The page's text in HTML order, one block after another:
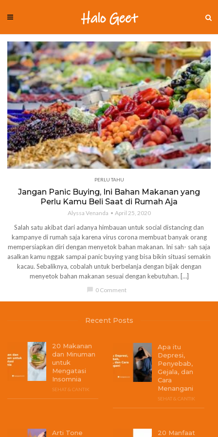
PERLU TAHU
Jangan Panic Buying, Ini Bahan Makanan yang
Perlu Kamu Beli Saat di Rumah Aja
Alyssa Venanda April 25, 2020
Salah satu akibat dari adanya himbauan untuk social distancing dan
kampanye di rumah saja karena virus corona membuat banyak orang
mempersiapkan diri dengan menyetok bahan makanan. Ini sah- sah saja
asalkan kamu nggak sampai panic buying yang bisa bikin situasi semakin
kacau. Sebaliknya, cobalah untuk berbelanja dengan bijak dengan
menyetok bahan makanan sesuai dengan kebutuhan. […]
chat_bubble 0 Comment
Recent Posts
20 Makanan
dan Minuman
untuk
Mengatasi
Insomnia
SEHAT & CANTIK
Apa itu
Depresi,
Penyebab,
Gejala, dan
Cara
Menangani
SEHAT & CANTIK
Arti Tone 20 Manfaat